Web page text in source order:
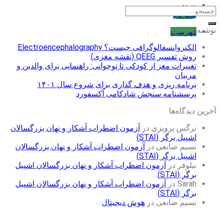
ورود
ثبت نام
فهرست
نوشته‌های تازه
الکتروانسفالوگرافی چیست؟ Electroencephalography
روش تفسیر QEEG (نقشه مغزی)
تغییرات مغز از کودکی تا نوجوانی: راهنمایی برای والدین و
مربیان
برنامه ریزی و هدف گذاری برای شروع سال ۱۴۰۱
پرسشنامه سنجش شادکامی آکسفورد
آخرین دیدگاه‌ها
نرگس پرویزی در
آزمون اضطراب آشکار و نهان بزرگسالان
اشپیل برگر (STAI)
نسیم صانعی در
آزمون اضطراب آشکار و نهان بزرگسالان
اشپیل برگر (STAI)
نیلوفر در
آزمون اضطراب آشکار و نهان بزرگسالان اشپیل
برگر (STAI)
Sarah در
آزمون اضطراب آشکار و نهان بزرگسالان اشپیل
برگر (STAI)
نسیم صانعی در هوش دیجیتال